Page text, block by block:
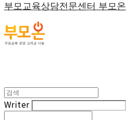
부모교육상담전문센터 부모온
Writer